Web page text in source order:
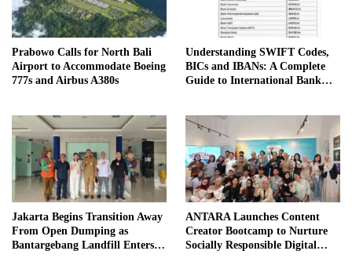
Prabowo Calls for North Bali
Airport to Accommodate Boeing
777s and Airbus A380s
Understanding SWIFT Codes,
BICs and IBANs: A Complete
Guide to International Bank
Jakarta Begins Transition Away
From Open Dumping as
Bantargebang Landfill Enters
ANTARA Launches Content
Creator Bootcamp to Nurture
Socially Responsible Digital